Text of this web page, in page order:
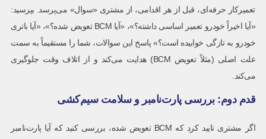
تعمیرکار حرفه‌ای، قبل از هر اقدامی، از مشتری «سوال» می‌پرسد. بپرسید:
«آیا اخیراً خودرو تعمیر اساسی داشته؟»، «آیا BCM تعویض شده؟»، «آیا باتری
خودرو به تازگی خوابیده است؟» پاسخ این سوالات، شما را مستقیماً به سمت
علت اصلی (مثلاً تعویض BCM) هدایت می‌کند و از اتلاف وقت جلوگیری
می‌کند.
قدم دوم: بررسی پارت‌نامبر و سلامت سیم‌کشی
اگر مشتری تایید کرد که BCM تعویض شده، بررسی کنید که آیا پارت‌نامبر